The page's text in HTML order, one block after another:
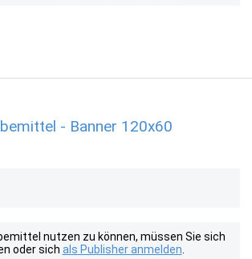
- Banner 120x60
nutzen zu können, müssen Sie sich
oder sich als Publisher anmelden